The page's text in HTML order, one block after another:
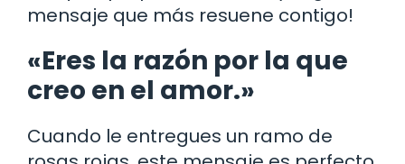
mensaje que más resuene contigo!
«Eres la razón por la que
creo en el amor.»
Cuando le entregues un ramo de